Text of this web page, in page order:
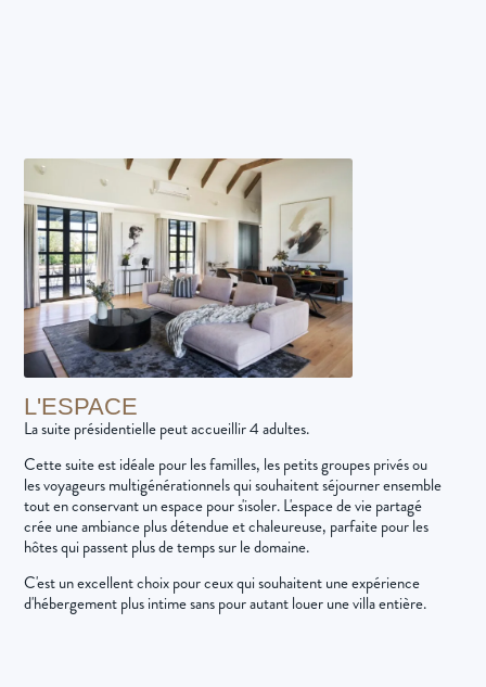
L'ESPACE
La suite présidentielle peut accueillir 4 adultes.
Cette suite est idéale pour les familles, les petits groupes privés ou
les voyageurs multigénérationnels qui souhaitent séjourner ensemble
tout en conservant un espace pour s'isoler. L'espace de vie partagé
crée une ambiance plus détendue et chaleureuse, parfaite pour les
hôtes qui passent plus de temps sur le domaine.
C'est un excellent choix pour ceux qui souhaitent une expérience
d'hébergement plus intime sans pour autant louer une villa entière.